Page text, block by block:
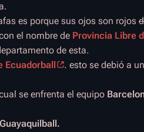
es porque sus ojos son rojos
el nombre de Provincia Libre
de esta.
Ecuadorball
. esto se debió a
se enfrenta el equipo
Guayaquilball.